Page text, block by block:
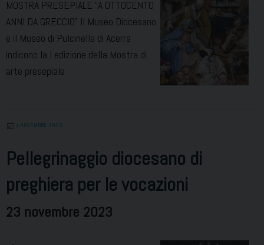
Maria
Pia
Messina
MOSTRA PRESEPIALE “A OTTOCENTO
ANNI DA GRECCIO” Il Museo Diocesano
e il Museo di Pulcinella di Acerra
indicono la I edizione della Mostra di
arte presepiale
4 NOVEMBRE 2023
Pellegrinaggio diocesano di
preghiera per le vocazioni
23 novembre 2023